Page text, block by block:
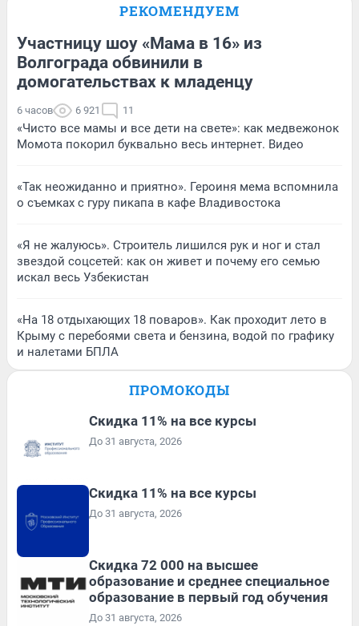
РЕКОМЕНДУЕМ
Участницу шоу «Мама в 16» из
Волгограда обвинили в
домогательствах к младенцу
6 часов 6 921 11
«Чисто все мамы и все дети на свете»: как медвежонок
Момота покорил буквально весь интернет. Видео
«Так неожиданно и приятно». Героиня мема вспомнила
о съемках с гуру пикапа в кафе Владивостока
«Я не жалуюсь». Строитель лишился рук и ног и стал
звездой соцсетей: как он живет и почему его семью
искал весь Узбекистан
«На 18 отдыхающих 18 поваров». Как проходит лето в
Крыму с перебоями света и бензина, водой по графику
и налетами БПЛА
ПРОМОКОДЫ
Скидка 11% на все курсы
До 31 августа, 2026
Скидка 11% на все курсы
До 31 августа, 2026
Скидка 72 000 на высшее
образование и среднее специальное
образование в первый год обучения
До 31 августа, 2026